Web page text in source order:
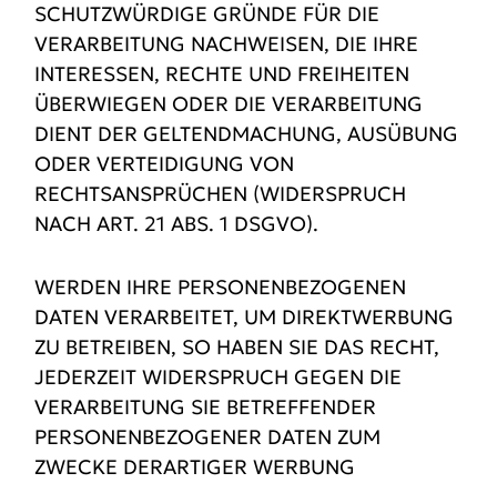
SCHUTZWÜRDIGE GRÜNDE FÜR DIE
VERARBEITUNG NACHWEISEN, DIE IHRE
INTERESSEN, RECHTE UND FREIHEITEN
ÜBERWIEGEN ODER DIE VERARBEITUNG
DIENT DER GELTENDMACHUNG, AUSÜBUNG
ODER VERTEIDIGUNG VON
RECHTSANSPRÜCHEN (WIDERSPRUCH
NACH ART. 21 ABS. 1 DSGVO).
WERDEN IHRE PERSONENBEZOGENEN
DATEN VERARBEITET, UM DIREKTWERBUNG
ZU BETREIBEN, SO HABEN SIE DAS RECHT,
JEDERZEIT WIDERSPRUCH GEGEN DIE
VERARBEITUNG SIE BETREFFENDER
PERSONENBEZOGENER DATEN ZUM
ZWECKE DERARTIGER WERBUNG